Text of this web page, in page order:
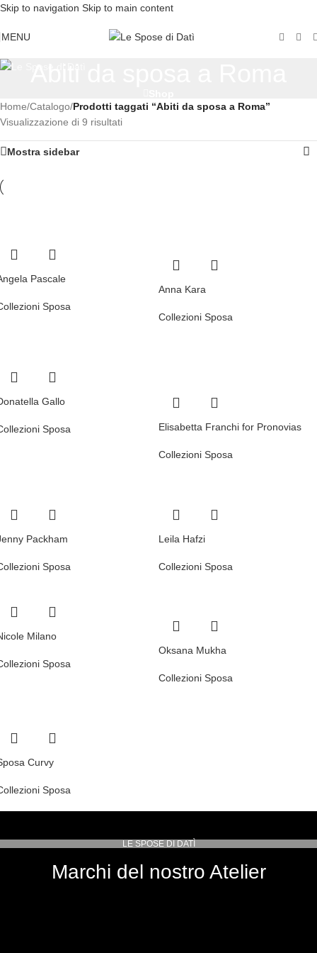
Skip to navigation Skip to main content
MENU
Home/Catalogo/Prodotti taggati “Abiti da sposa a Roma”
Visualizzazione di 9 risultati
Mostra sidebar
Pascale
Sposa
Anna Kara
Collezioni Sposa
Gallo
Sposa Elisabetta Franchi for Pronovias
Collezioni Sposa
Packham
Sposa
Leila Hafzi
Collezioni Sposa
Milano
Sposa
Oksana Mukha
Collezioni Sposa
Curvy
Sposa
LE SPOSE DI DATÌ
Marchi del nostro Atelier